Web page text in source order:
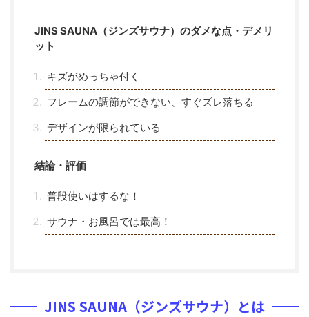
JINS SAUNA（ジンズサウナ）のダメな点・デメリ
ット
キズがめっちゃ付く
フレームの調節ができない、すぐズレ落ちる
デザインが限られている
結論・評価
普段使いはするな！
サウナ・お風呂では最高！
JINS SAUNA（ジンズサウナ）とは